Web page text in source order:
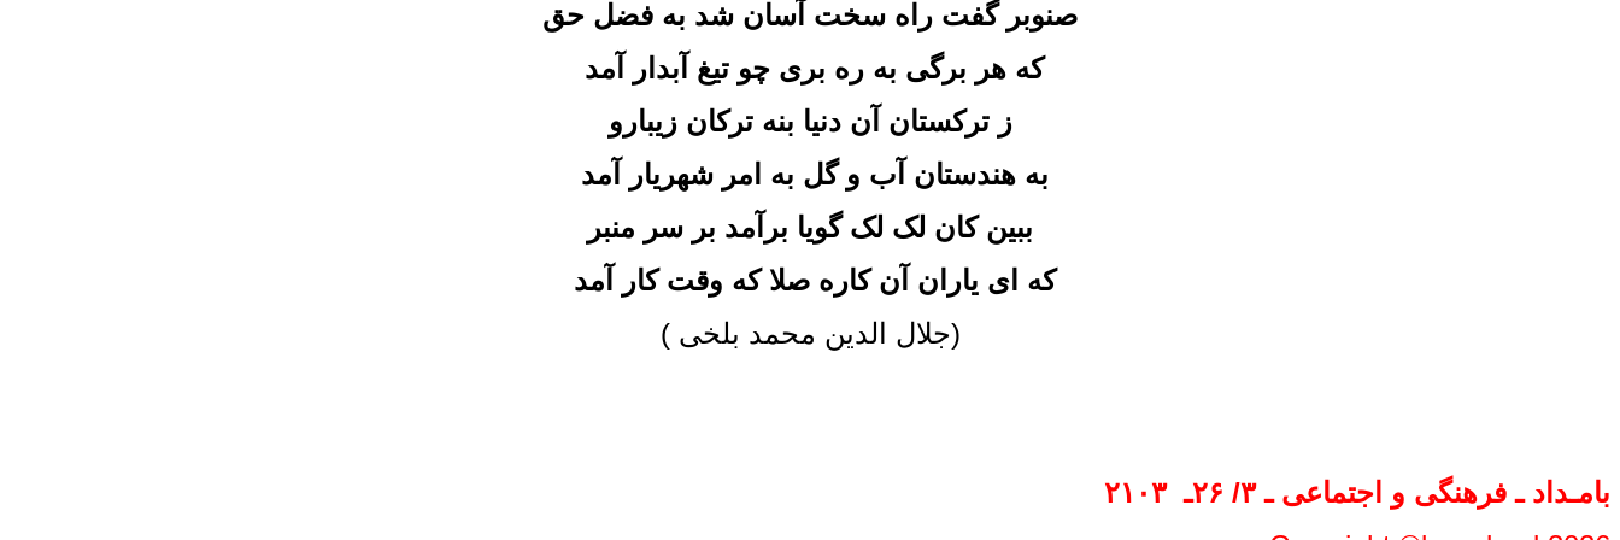
صنوبر گفت راه سخت آسان شد به فضل حق
که هر برگی به ره بری چو تیغ آبدار آمد
ز ترکستان آن دنیا بنه ترکان زیبارو
به هندستان آب و گل به امر شهریار آمد
ببین کان لک ‌لک گویا برآمد بر سر منبر
که ای یاران آن کاره صلا که وقت کار آمد
(جلال الدین محمد بلخی )
بامـداد ـ فرهنگی و اجتماعی ـ۳/ ۲۶ ـ ‍۲۱۰۳